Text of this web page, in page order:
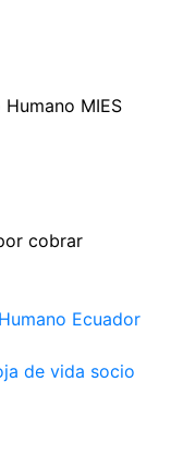
Ecuador
de vida socio